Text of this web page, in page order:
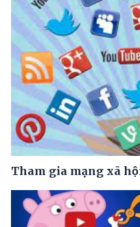
Tham gia mạng xã